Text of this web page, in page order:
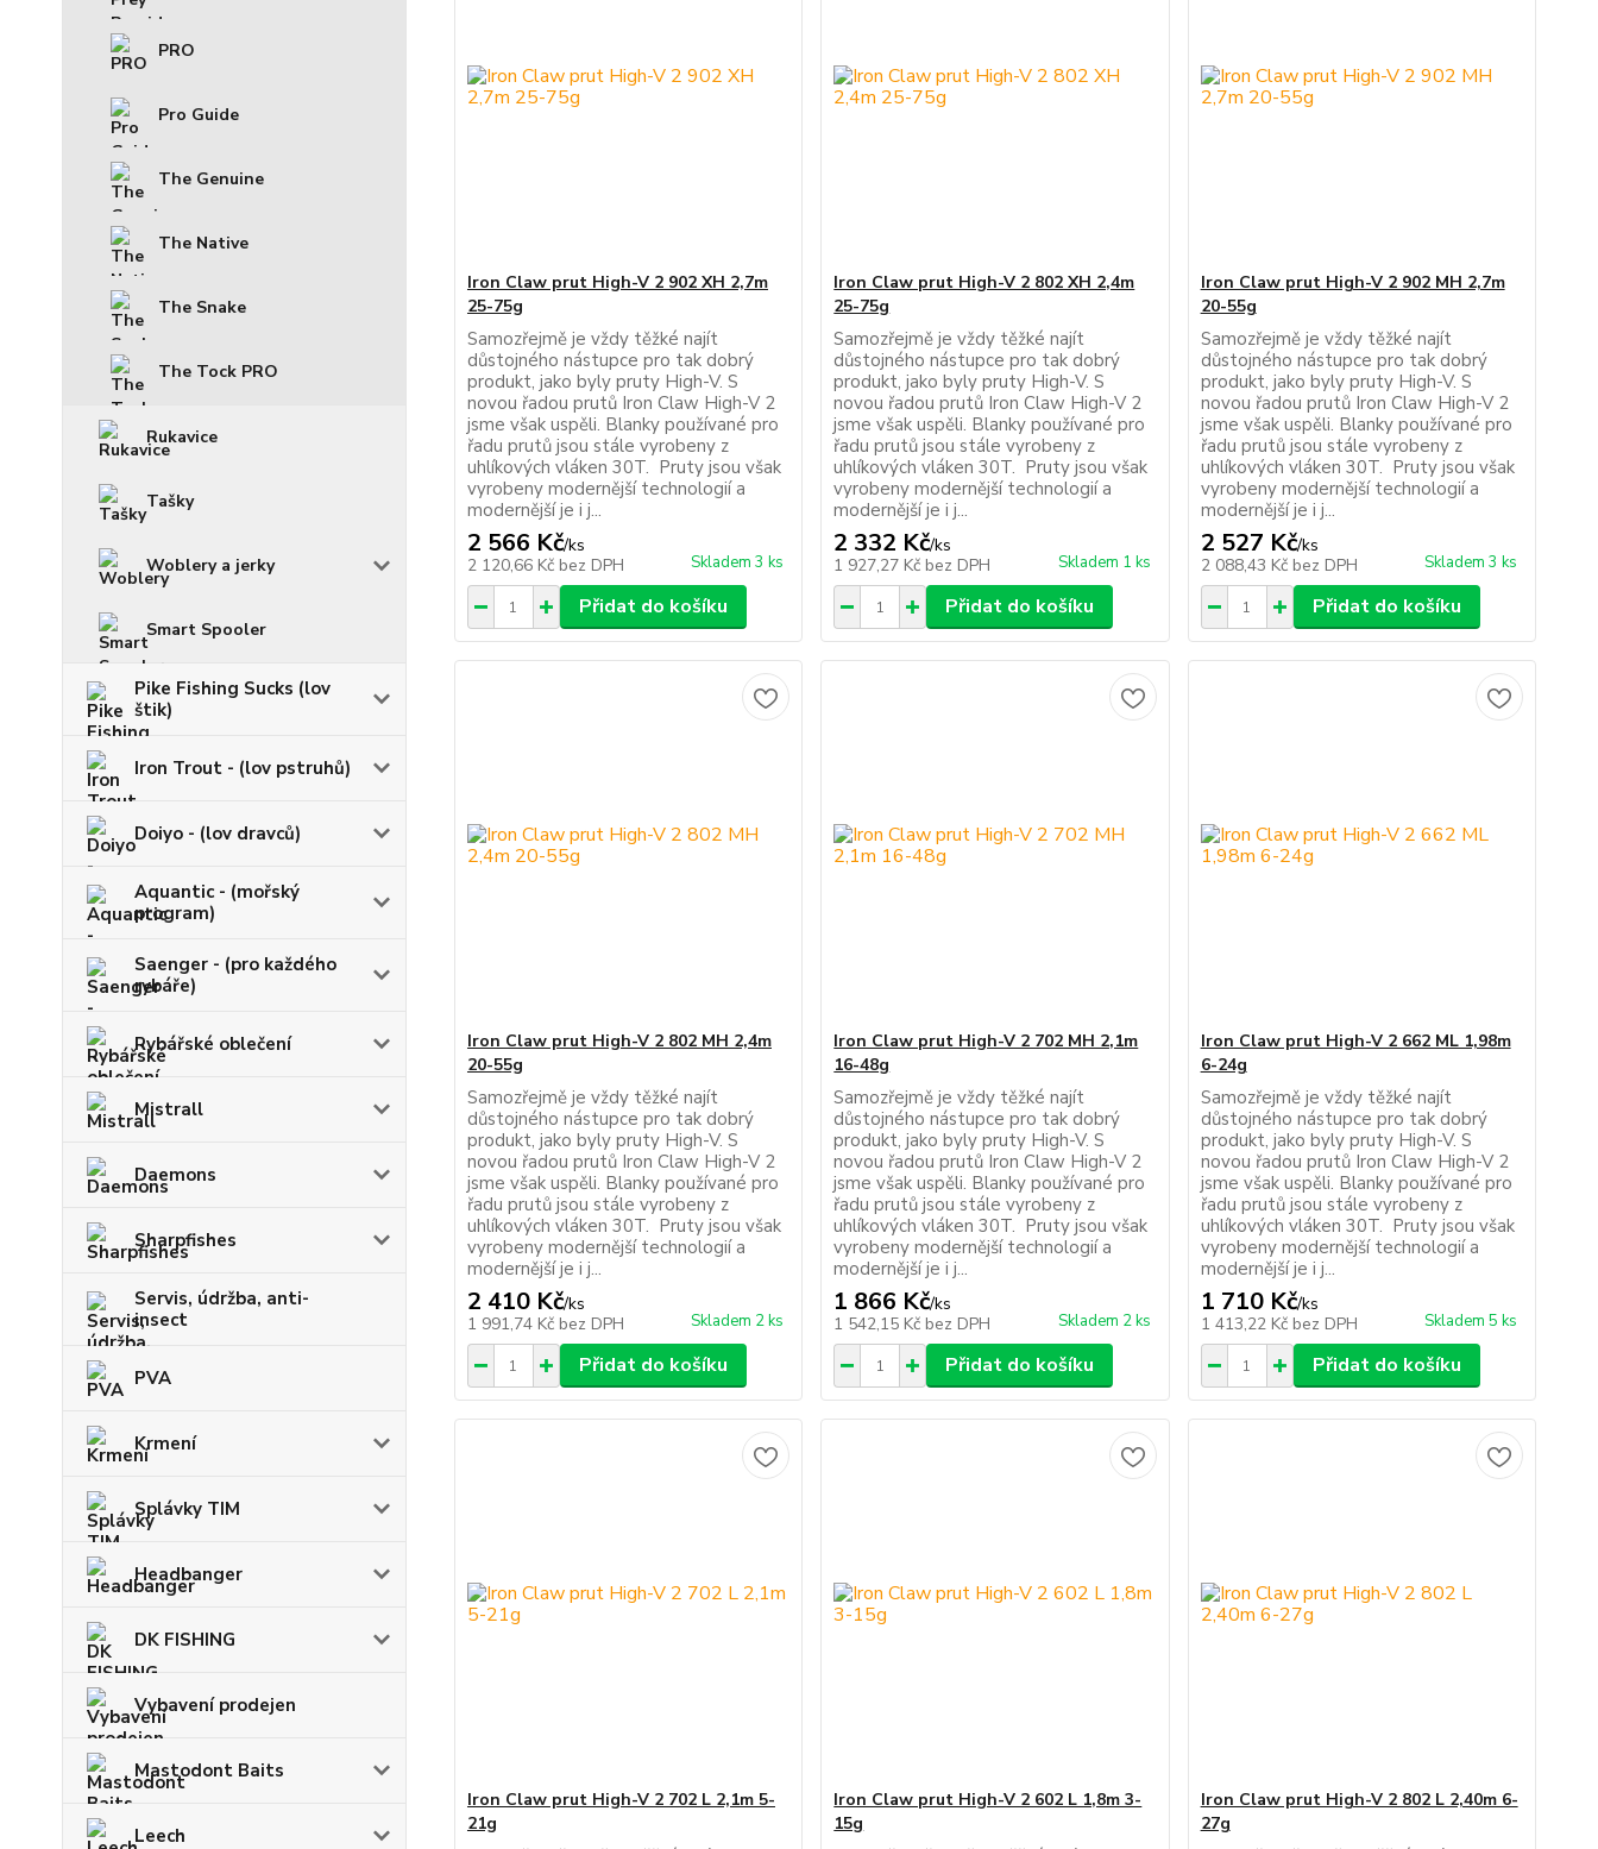
PRO
Pro Guide
The Genuine
The Native
The Snake
The Tock PRO
Rukavice
Tašky
Woblery a jerky
Smart Spooler
Pike Fishing Sucks (lov
štik)
Iron Trout - (lov pstruhů)
Doiyo - (lov dravců)
Aquantic - (mořský
program)
Saenger - (pro každého
rybáře)
Rybářské oblečení
Mistrall
Daemons
Sharpfishes
Servis, údržba, anti-
insect
PVA
Krmení
Splávky TIM
Headbanger
DK FISHING
Vybavení prodejen
Mastodont Baits
Leech
Iron Claw prut High-V 2 902 XH 2,7m
25-75g
Samozřejmě je vždy těžké najít
důstojného nástupce pro tak dobrý
produkt, jako byly pruty High-V. S
novou řadou prutů Iron Claw High-V 2
jsme však uspěli. Blanky používané pro
řadu prutů jsou stále vyrobeny z
uhlíkových vláken 30T. Pruty jsou však
vyrobeny modernější technologií a
modernější je i j...
2 566 Kč/ks
2 120,66 Kč bez DPH Skladem 3 ks
Přidat do košíku
Iron Claw prut High-V 2 802 XH 2,4m
25-75g
Samozřejmě je vždy těžké najít
důstojného nástupce pro tak dobrý
produkt, jako byly pruty High-V. S
novou řadou prutů Iron Claw High-V 2
jsme však uspěli. Blanky používané pro
řadu prutů jsou stále vyrobeny z
uhlíkových vláken 30T. Pruty jsou však
vyrobeny modernější technologií a
modernější je i j...
2 332 Kč/ks
1 927,27 Kč bez DPH Skladem 1 ks
Přidat do košíku
Iron Claw prut High-V 2 902 MH 2,7m
20-55g
Samozřejmě je vždy těžké najít
důstojného nástupce pro tak dobrý
produkt, jako byly pruty High-V. S
novou řadou prutů Iron Claw High-V 2
jsme však uspěli. Blanky používané pro
řadu prutů jsou stále vyrobeny z
uhlíkových vláken 30T. Pruty jsou však
vyrobeny modernější technologií a
modernější je i j...
2 527 Kč/ks
2 088,43 Kč bez DPH Skladem 3 ks
Přidat do košíku
Iron Claw prut High-V 2 802 MH 2,4m
20-55g
Samozřejmě je vždy těžké najít
důstojného nástupce pro tak dobrý
produkt, jako byly pruty High-V. S
novou řadou prutů Iron Claw High-V 2
jsme však uspěli. Blanky používané pro
řadu prutů jsou stále vyrobeny z
uhlíkových vláken 30T. Pruty jsou však
vyrobeny modernější technologií a
modernější je i j...
2 410 Kč/ks
1 991,74 Kč bez DPH Skladem 2 ks
Přidat do košíku
Iron Claw prut High-V 2 702 MH 2,1m
16-48g
Samozřejmě je vždy těžké najít
důstojného nástupce pro tak dobrý
produkt, jako byly pruty High-V. S
novou řadou prutů Iron Claw High-V 2
jsme však uspěli. Blanky používané pro
řadu prutů jsou stále vyrobeny z
uhlíkových vláken 30T. Pruty jsou však
vyrobeny modernější technologií a
modernější je i j...
1 866 Kč/ks
1 542,15 Kč bez DPH Skladem 2 ks
Přidat do košíku
Iron Claw prut High-V 2 662 ML 1,98m
6-24g
Samozřejmě je vždy těžké najít
důstojného nástupce pro tak dobrý
produkt, jako byly pruty High-V. S
novou řadou prutů Iron Claw High-V 2
jsme však uspěli. Blanky používané pro
řadu prutů jsou stále vyrobeny z
uhlíkových vláken 30T. Pruty jsou však
vyrobeny modernější technologií a
modernější je i j...
1 710 Kč/ks
1 413,22 Kč bez DPH Skladem 5 ks
Přidat do košíku
Iron Claw prut High-V 2 702 L 2,1m 5-
21g
Iron Claw prut High-V 2 602 L 1,8m 3-
15g
Iron Claw prut High-V 2 802 L 2,40m 6-
27g